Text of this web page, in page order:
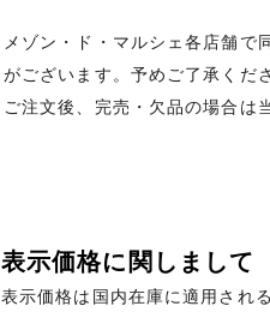
メゾン・ド・マルシェ各店舗で
がございます。予めご了承くだ
ご注文後、完売・欠品の場合は
表示価格に関しまして
表示価格は国内在庫に適用され